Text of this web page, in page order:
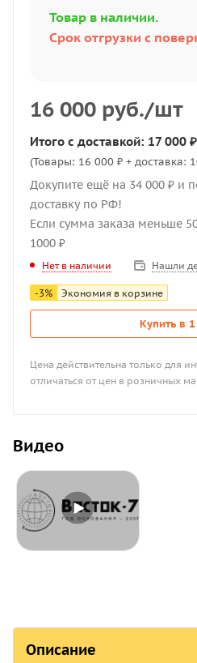
Товар в наличии.
Срок отгрузки с
16 000 руб./шт
Итого с доставкой: 17 000 ₽
(Товары: 16 000 ₽ + доставка:
Докупите ещё на 34 000 ₽ и
доставку по РФ!
Если сумма заказа меньше
1000 ₽
Нет в наличии Нашли
-3% Экономия в корзине
Купить в
Цена действительна только для
отличаться от цен в розничных
Видео
Описание